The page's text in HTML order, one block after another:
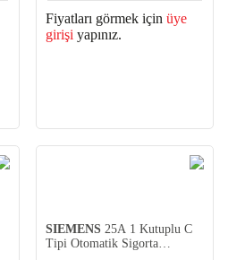
Fiyatları görmek için üye
girişi yapınız.
SIEMENS 25A 1 Kutuplu C
Tipi Otomatik Sigorta